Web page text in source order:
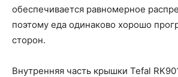
обеспечивается равномерное
поэтому еда одинаково хорошо
сторон.
Внутренняя часть крышки Tefal